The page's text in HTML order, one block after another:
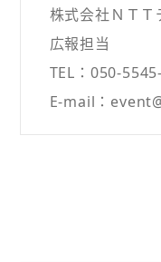
株式会社ＮＴＴ
広報担当
TEL：050-
E-mail：